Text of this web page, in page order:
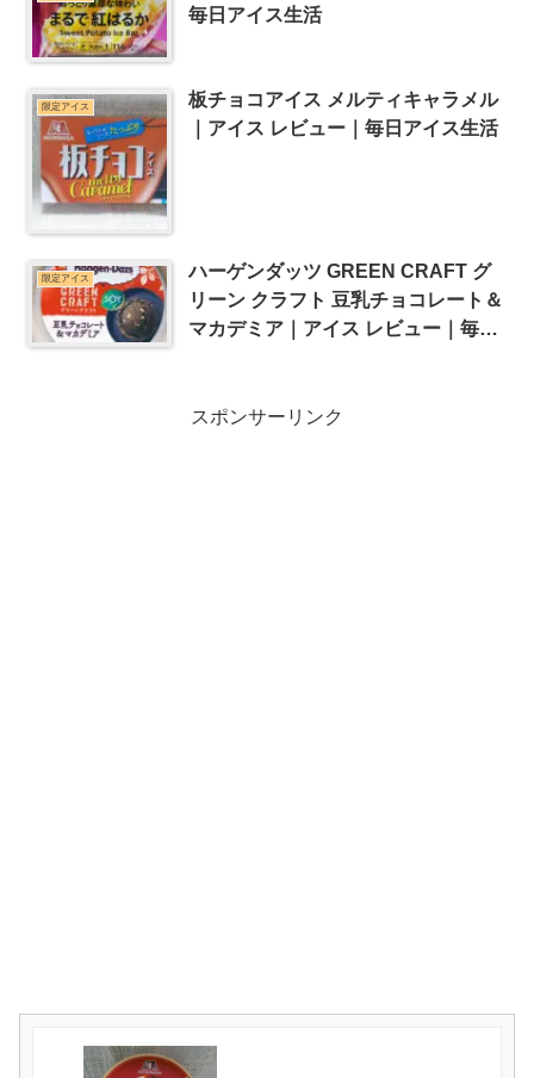
毎日アイス生活
限定アイス
板チョコアイス メルティキャラメル
｜アイス レビュー｜毎日アイス生活
限定アイス
ハーゲンダッツ GREEN CRAFT グ
リーン クラフト 豆乳チョコレート＆
マカデミア｜アイス レビュー｜毎日
スポンサーリンク